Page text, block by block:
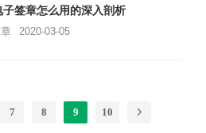
子签章怎么用的深入剖析
2020-03-05
7 8 9 10